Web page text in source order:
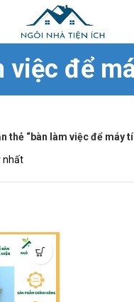
việc để
thẻ “bàn làm việc để máy
nhất